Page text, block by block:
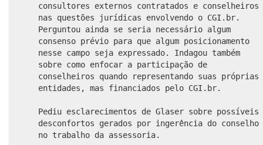
consultores externos contratados e conselheiros
nas questões jurídicas envolvendo o CGI.br.
Perguntou ainda se seria necessário algum
consenso prévio para que algum posicionamento
nesse campo seja expressado. Indagou também
sobre como enfocar a participação de
conselheiros quando representando suas próprias
entidades, mas financiados pelo CGI.br.
Pediu esclarecimentos de Glaser sobre possíveis
desconfortos gerados por ingerência do conselho
no trabalho da assessoria.